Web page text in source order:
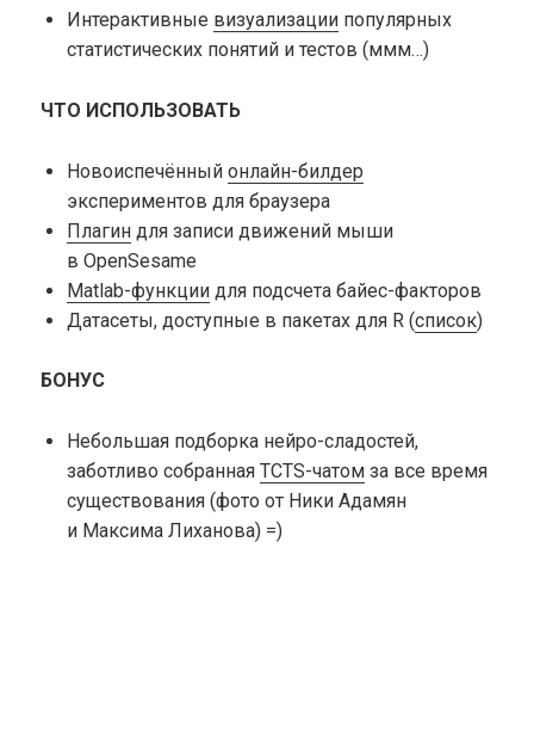
Интерактивные визуализациипопулярных
статистических понятий и тестов (ммм…)
ЧТО ИСПОЛЬЗОВАТЬ
Новоиспечённый онлайн-билдер
экспериментов для браузера
Плагиндля записи движений мыши
в OpenSesame
Matlab-функциидля подсчета байес-факторов
Датасеты, доступные в пакетах для R (список)
БОНУС
Небольшая подборка нейро-сладостей,
заботливо собранная TCTS-чатомза все время
существования (фото от Ники Адамян
и Максима Лиханова) =)